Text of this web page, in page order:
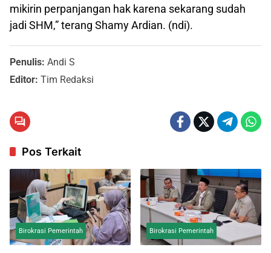
mikirin perpanjangan hak karena sekarang sudah
jadi SHM,” terang Shamy Ardian. (ndi).
Penulis: Andi S
Editor: Tim Redaksi
Pos Terkait
Birokrasi Pemerintah Birokrasi Pemerintah